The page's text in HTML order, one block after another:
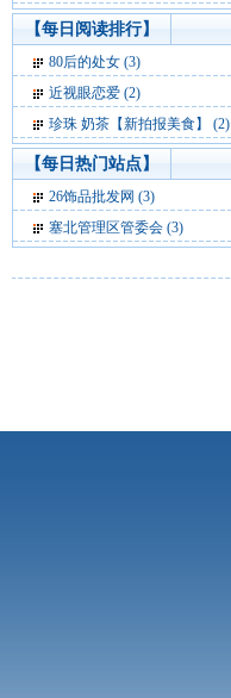
【每日阅读排行】
80后的处女 (3)
近视眼恋爱 (2)
珍珠 奶茶【新拍报美食】 (2)
【每日热门站点】
26饰品批发网 (3)
塞北管理区管委会 (3)